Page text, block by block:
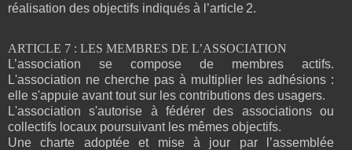
réalisation des objectifs indiqués à l’article 2.
ARTICLE 7 : LES MEMBRES DE L’ASSOCIATION
L’association se compose de membres actifs.
L'association ne cherche pas à multiplier les adhésions :
elle s'appuie avant tout sur les contributions des usagers.
L'association s'autorise à fédérer des associations ou
collectifs locaux poursuivant les mêmes objectifs.
Une charte adoptée et mise à jour par l’assemblée